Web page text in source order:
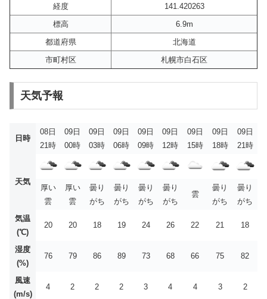
経度
141.420263
標高
6.9m
都道府県
北海道
市町村区
札幌市白石区
天気予報
日時
08日
21時
09日
00時
09日
03時
09日
06時
09日
09時
09日
12時
09日
15時
09日
18時
09日
21時
天気
厚い
雲
厚い
雲
曇り
がち
曇り
がち
曇り
がち
曇り
がち
雲
曇り
がち
曇り
がち
気温
(℃)
20 20 18 19 24 26 22 21 18
湿度
(%)
76 79 86 89 73 68 66 75 82
風速
(m/s)
4 2 2 2 3 4 4 3 2